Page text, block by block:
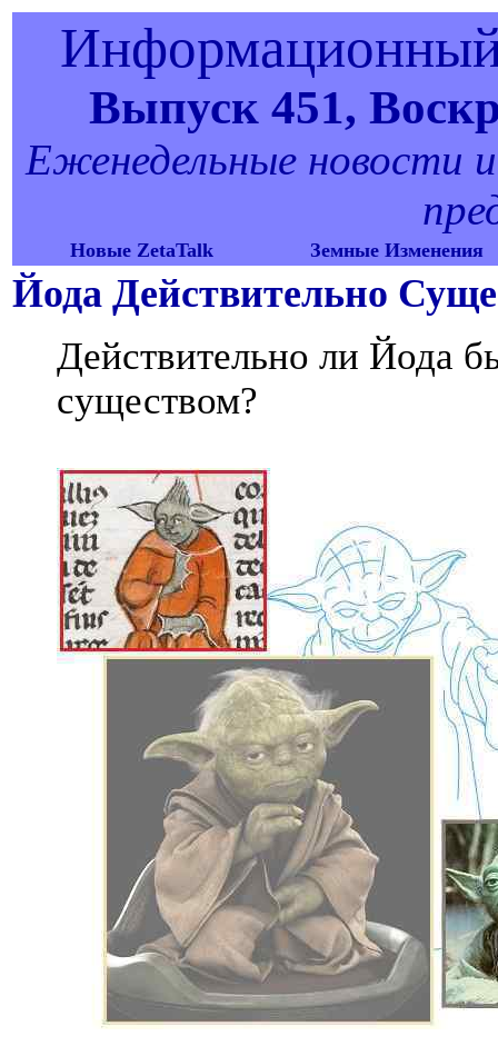
Выпуск 451,
Еженедельные новости и
Новые ZetaTalk Земные Изменения
Йода Действительно
Действительно ли Йода
существом?